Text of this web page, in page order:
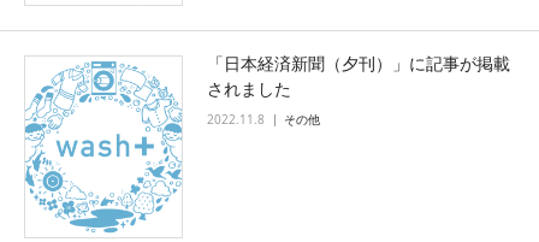
「日本経済新聞（夕刊）」に記事が掲載
されました
2022.11.8 その他